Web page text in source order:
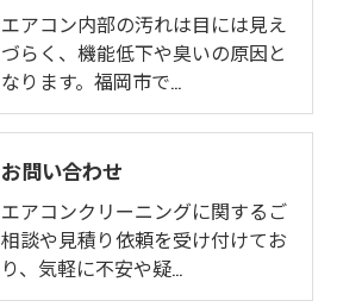
エアコン内部の汚れは目には見え
づらく、機能低下や臭いの原因と
なります。福岡市で…
お問い合わせ
エアコンクリーニングに関するご
相談や見積り依頼を受け付けてお
り、気軽に不安や疑…